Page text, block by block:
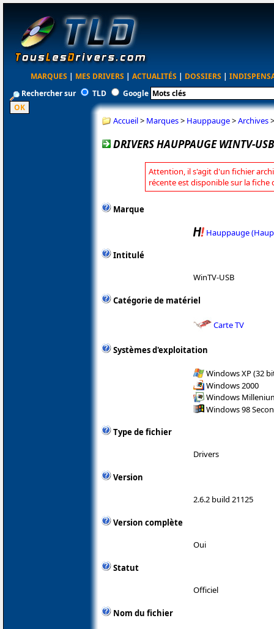
MARQUES | MES DRIVERS | ACTUALITÉS | DOSSIERS |
Rechercher sur
TLD Google
Accueil> Marques> Hauppauge>Archives
DRIVERS HAUPPAUGE WINTV-
Attention, il s'agit d'un fichier
récente est disponible sur la fiche
Marque
Hauppauge
Intitulé
WinTV-USB
Catégorie de matériel
Carte TV
Systèmes d'exploitation
Windows XP (32
Windows 2000
Windows
Windows 98
Type de fichier
Drivers
Version
2.6.2 build 21125
Version complète
Oui
Statut
Officiel
Nom du fichier